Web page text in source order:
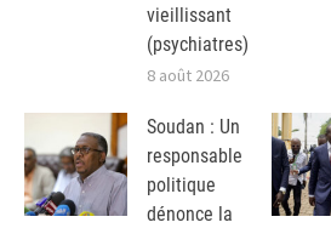
vieillissant
(psychiatres)
8 août 2026
Soudan : Un
responsable
politique
dénonce la